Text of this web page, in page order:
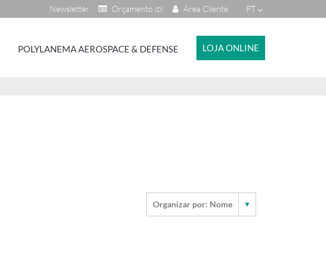
PT
Área Cliente
Orçamento (0)
Newsletter
POLYLANEMA AEROSPACE & DEFENSE LOJA ONLINE